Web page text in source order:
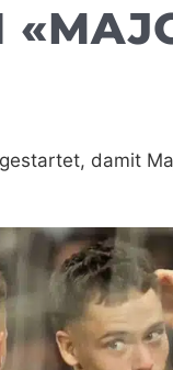
damit